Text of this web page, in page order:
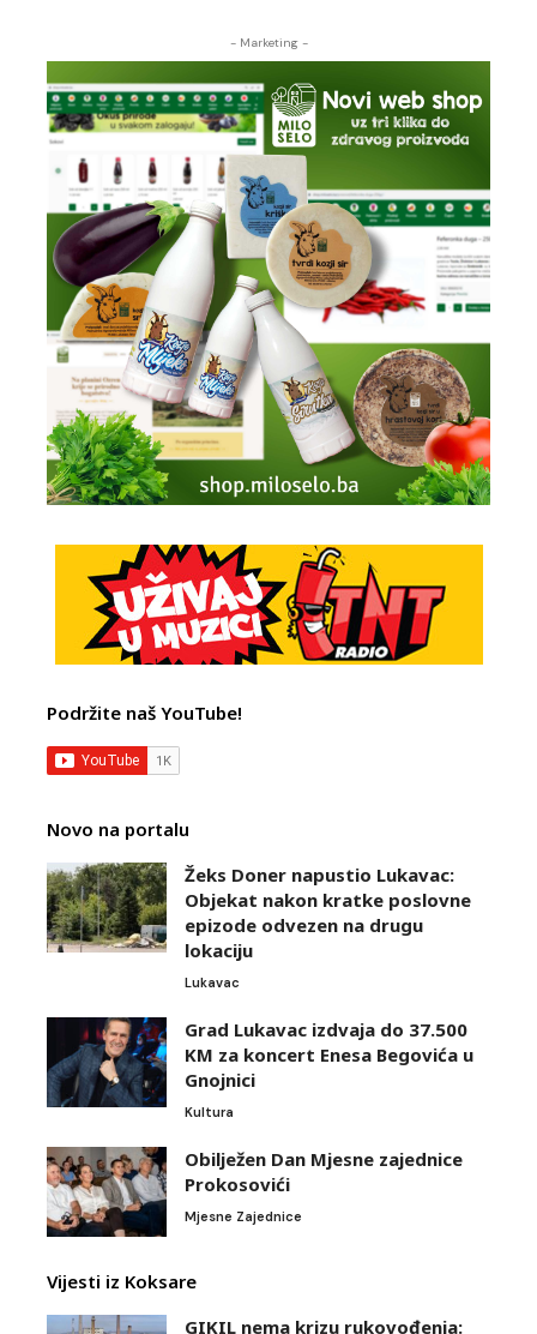
- Marketing -
Podržite naš YouTube!
Novo na portalu
Žeks Doner napustio Lukavac:
Objekat nakon kratke poslovne
epizode odvezen na drugu
lokaciju
Lukavac
Grad Lukavac izdvaja do 37.500
KM za koncert Enesa Begovića u
Gnojnici
Kultura
Obilježen Dan Mjesne zajednice
Prokosovići
Mjesne Zajednice
Vijesti iz Koksare
GIKIL nema krizu rukovođenja: